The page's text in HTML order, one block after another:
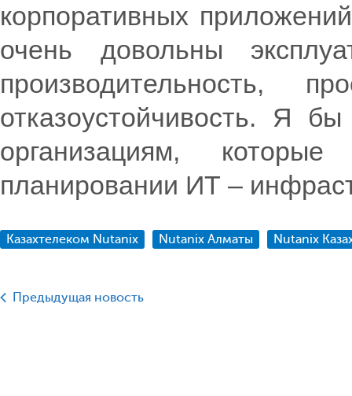
корпоративных
очень довольны
производительность,
отказоустойчивость. Я
организациям,
планировании ИТ –
Казахтелеком Nutanix Nutanix Алматы Nutanix
Предыдущая новость